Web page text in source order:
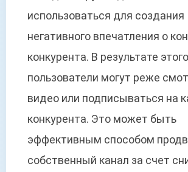
использоваться для создания
негативного впечатления о
конкурента. В результате этого
пользователи могут реже
видео или подписываться на
конкурента. Это может быть
эффективным способом
собственный канал за счет